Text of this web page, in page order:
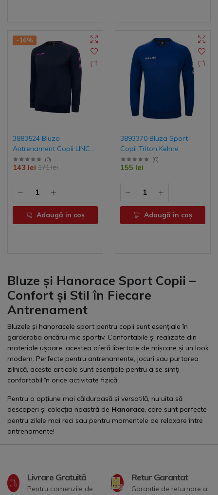
-16%
3883524 Bluza
Antrenament Copii LINCE
Kelme
(0)
171 lei
143 lei
Adaugă in coş
3893370 Bluza Sport
Copii Triton Kelme
(0)
155 lei
Adaugă in coş
Bluze și Hanorace Sport Copii –
Confort și Stil în Fiecare
Antrenament
Bluzele și hanoracele sport pentru copii sunt esențiale în
garderoba oricărui mic sportiv. Confortabile și realizate din
materiale ușoare, acestea oferă libertate de mișcare și un look
modern. Perfecte pentru antrenamente, jocuri sau purtarea
zilnică, aceste articole sunt esențiale pentru a se simți
confortabil în orice activitate fizică.
Pentru o opțiune mai călduroasă și versatilă, nu uita să
descoperi și colecția noastră de Hanorace, care sunt perfecte
pentru zilele mai reci sau pentru momentele de relaxare între
antrenamente!
Livrare Gratuită
Pentru comenzile de
Retur Garantat
Garantie de returnare a